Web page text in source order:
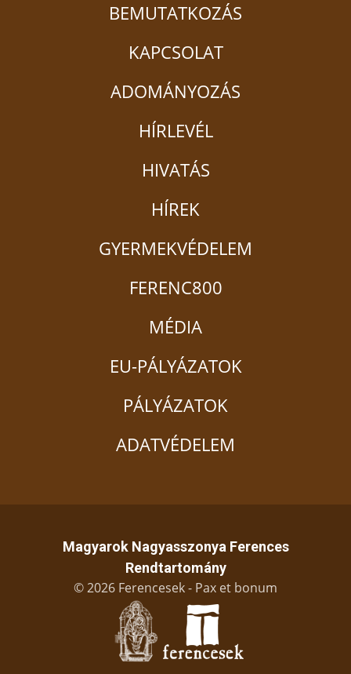
BEMUTATKOZÁS
KAPCSOLAT
ADOMÁNYOZÁS
HÍRLEVÉL
HIVATÁS
HÍREK
GYERMEKVÉDELEM
FERENC800
MÉDIA
EU-PÁLYÁZATOK
PÁLYÁZATOK
ADATVÉDELEM
Magyarok Nagyasszonya Ferences
Rendtartomány
© 2026 Ferencesek - Pax et bonum